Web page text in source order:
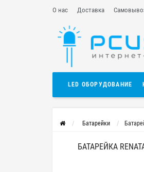
О нас Доставка
LED ОБОРУДОВАНИЕ
Батарейки
БАТАРЕЙКА